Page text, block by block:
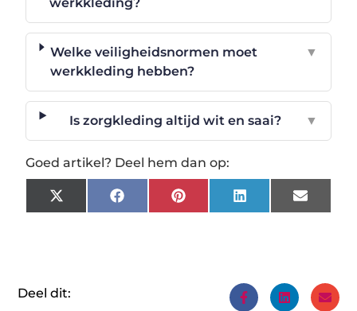
Welke veiligheidsnormen moet
werkkleding hebben?
▼
Is zorgkleding altijd wit en saai? ▼
Goed artikel? Deel hem dan op:
X
(Twitter)
FacebookPinterestLinkedInEmail
Deel dit: